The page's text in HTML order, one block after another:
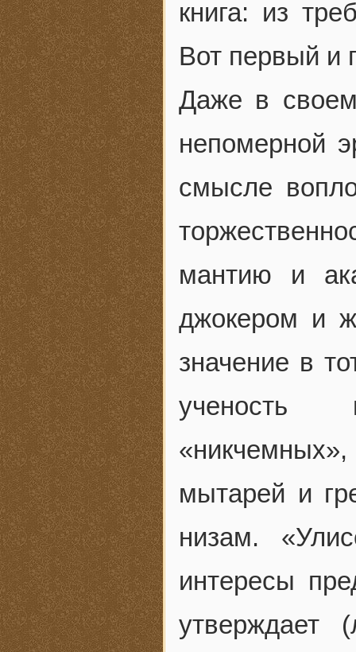
книга: из
Вот первый и
Даже в
непомерной
смысле
мантию и
джокером и
значение в
ученость
«никчемных»,
мытарей и
низам.
интересы
утверждает